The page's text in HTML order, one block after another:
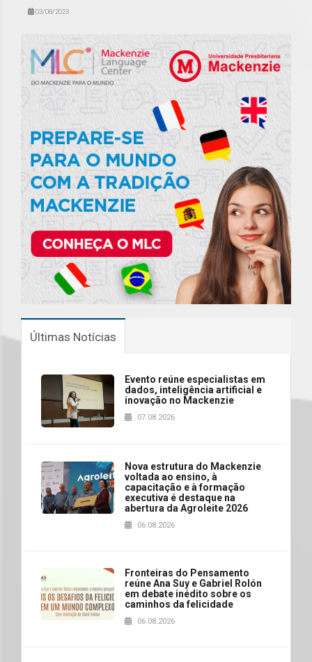
03/08/2023
Últimas Notícias
Evento reúne especialistas em
dados, inteligência artificial e
inovação no Mackenzie
07.08.2026
Nova estrutura do Mackenzie
voltada ao ensino, à
capacitação e à formação
executiva é destaque na
abertura da Agroleite 2026
06.08.2026
Fronteiras do Pensamento
reúne Ana Suy e Gabriel Rolón
em debate inédito sobre os
caminhos da felicidade
06.08.2026